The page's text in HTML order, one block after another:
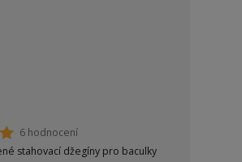
6 hodnocení
stahovací džegíny pro baculky